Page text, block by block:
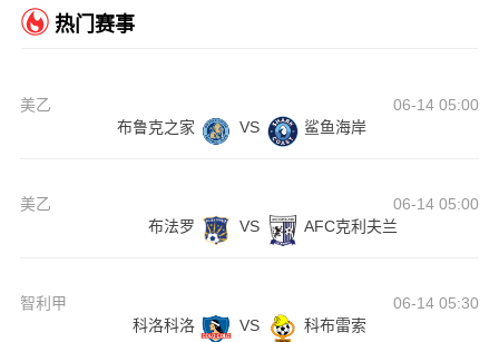
热门赛事
美乙
06-14 05:00
布鲁克之家
VS 鲨鱼海岸
美乙
06-14 05:00
布法罗
VS AFC克利夫兰
智利甲
06-14 05:30
科洛科洛
VS 科布雷索